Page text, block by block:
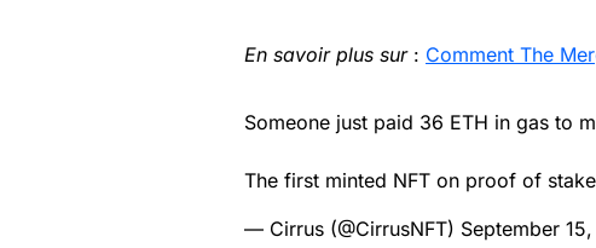
En savoir plus sur : Comment The
Someone just paid 36 ETH in gas to
The first minted NFT on proof of stake
— Cirrus (@CirrusNFT) September